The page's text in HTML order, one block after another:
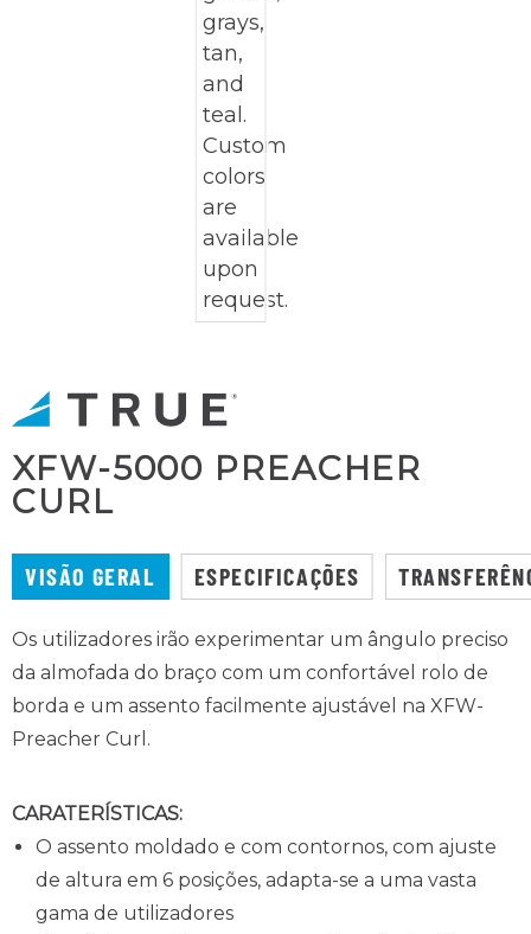
XFW-5000 PREACHER
CURL
VISÃO GERAL ESPECIFICAÇÕES
Os utilizadores irão experimentar um ângulo preciso
da almofada do braço com um confortável rolo de
borda e um assento facilmente ajustável na XFW-
Preacher Curl.
CARATERÍSTICAS:
O assento moldado e com contornos, com ajuste
de altura em 6 posições, adapta-se a uma vasta
gama de utilizadores